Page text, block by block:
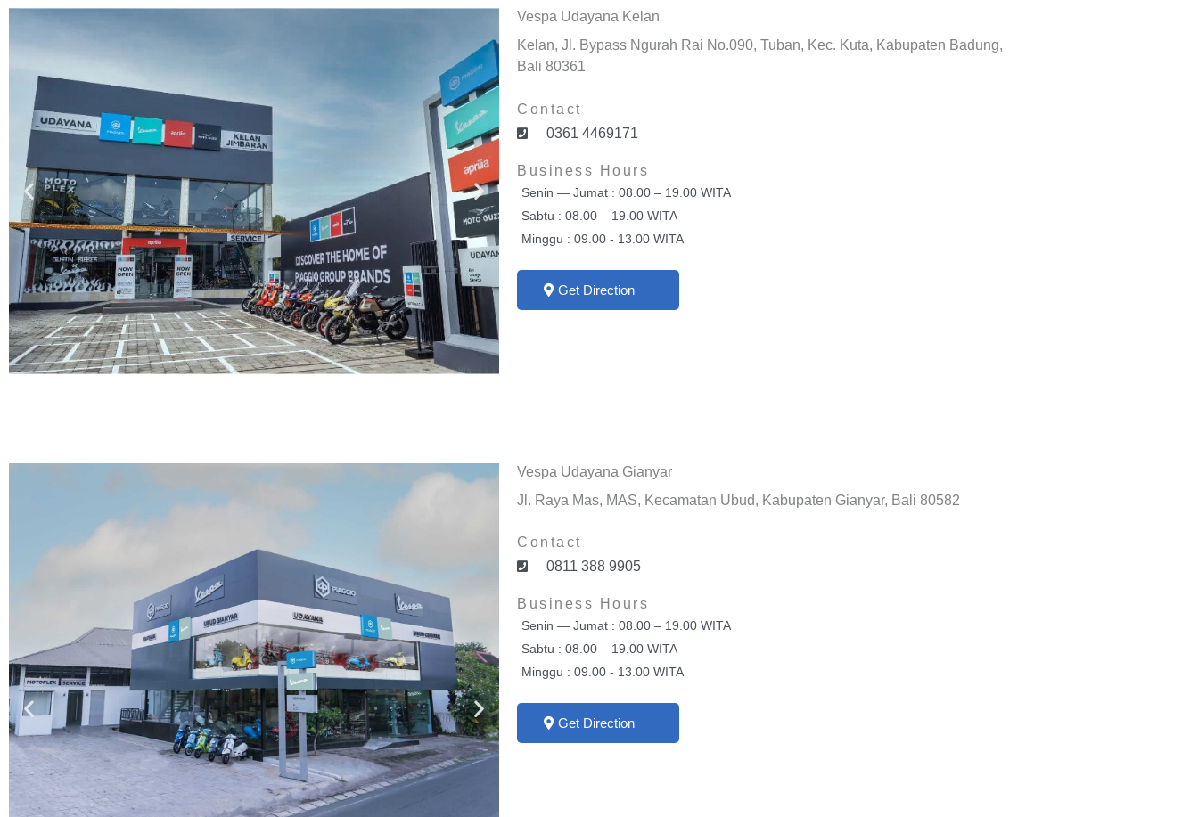
Vespa Udayana Kelan
Kelan, Jl. Bypass Ngurah Rai No.090, Tuban, Kec. Kuta, Kabupaten Badung,
Bali 80361
Contact
0361 4469171
Business Hours
Senin — Jumat : 08.00 – 19.00 WITA
Sabtu : 08.00 – 19.00 WITA
Minggu : 09.00 - 13.00 WITA
Get Direction
Vespa Udayana Gianyar
Jl. Raya Mas, MAS, Kecamatan Ubud, Kabupaten Gianyar, Bali 80582
Contact
0811 388 9905
Business Hours
Senin — Jumat : 08.00 – 19.00 WITA
Sabtu : 08.00 – 19.00 WITA
Minggu : 09.00 - 13.00 WITA
Get Direction